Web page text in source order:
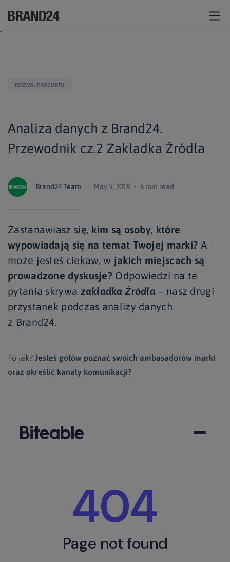
ROZWOJ PRODUKTU
Analiza danych z Brand24.
Przewodnik cz.2 Zakładka Źródła
Brand24 Team May 5, 2018 ・ 6 min read
Zastanawiasz się, kim są osoby, które
wypowiadają się na temat Twojej marki? A
może jesteś ciekaw, w jakich miejscach są
prowadzone dyskusje? Odpowiedzi na te
pytania skrywa zakładka Źródła – nasz drugi
przystanek podczas analizy danych
z Brand24.
To jak? Jesteś gotów poznać swoich ambasadorów marki
oraz określić kanały komunikacji?